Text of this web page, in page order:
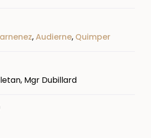
,Audierne, Quimper
Mgr Dubillard